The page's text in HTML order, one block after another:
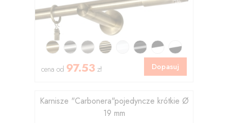
cena od 97.53 zł Dopasuj
Karnisze "Carbonera"pojedyncze krótkie Ø
19 mm